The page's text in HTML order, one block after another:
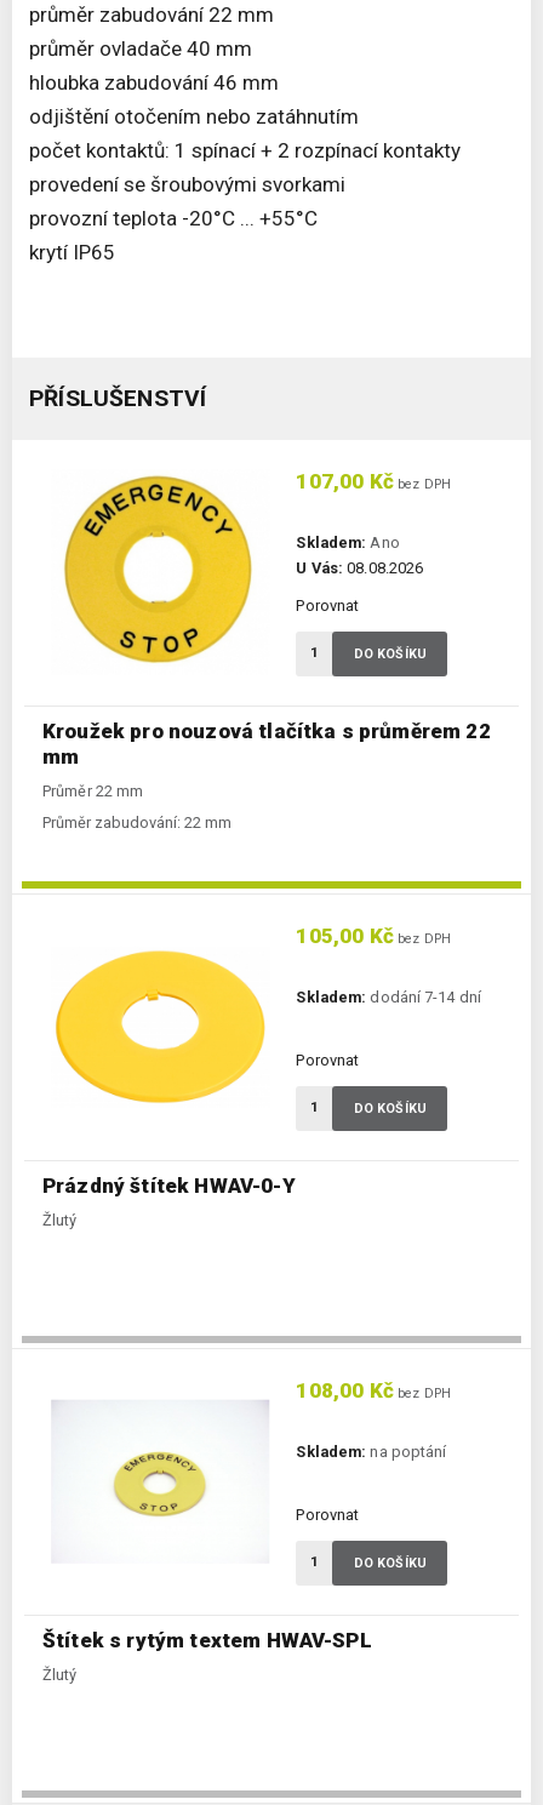
průměr zabudování 22 mm
průměr ovladače 40 mm
hloubka zabudování 46 mm
odjištění otočením nebo zatáhnutím
počet kontaktů: 1 spínací + 2 rozpínací kontakty
provedení se šroubovými svorkami
provozní teplota -20°C ... +55°C
krytí IP65
PŘÍSLUŠENSTVÍ
Kroužek pro nouzová tlačítka s průměrem 22
mm
Průměr 22 mm
Průměr zabudování: 22 mm
107,00 Kč bez DPH
Skladem: Ano
U Vás: 08.08.2026
Porovnat
DO KOŠÍKU
Prázdný štítek HWAV-0-Y
Žlutý
105,00 Kč bez DPH
Skladem: dodání 7-14 dní
Porovnat
DO KOŠÍKU
Štítek s rytým textem HWAV-SPL
Žlutý
108,00 Kč bez DPH
Skladem: na poptání
Porovnat
DO KOŠÍKU